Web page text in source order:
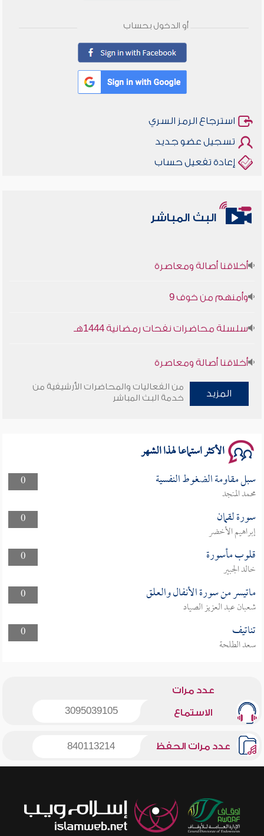
أو الدخول بحساب
استرجاع الرمز السري
تسجيل عضو جديد
إعادة تفعيل حساب
البث المباشر
أخلاقنا أصالة ومعاصرة
وأمنهم من خوف 9
سلسلة محاضرات نفحات رمضانية 1444هـ
أخلاقنا أصالة ومعاصرة
وأمنهم من خوف 9
المزيد
من الفعاليات والمحاضرات الأرشيفية من
خدمة البث المباشر
الأكثر استماعا لهذا الشهر
0 سبل مقاومة الضغوط النفسية
محمد المنجد
0
سورة لقمان
إبراهيم الأخضر
0
قلوب مأسورة
خالد الجبير
0
ماتيسر من سورة الأنفال والعلق
شعبان عبد العزيز الصياد
0
تناتيف
سعد الطلحة
عدد مرات
الاستماع 3095039105
عدد مرات الحفظ 840113214